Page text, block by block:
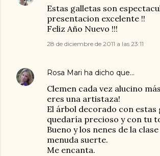
Estas galletas son
presentacion excelente !!
Feliz Año Nuevo !!!
28 de diciembre de 2011 a las 23:11
Rosa Mari ha dicho que…
Clemen cada vez alucino
eres una artistaza!
El árbol decorado con estas
quedaría precioso y con tu
Bueno y los nenes de la
menuda suerte.
Me encanta.